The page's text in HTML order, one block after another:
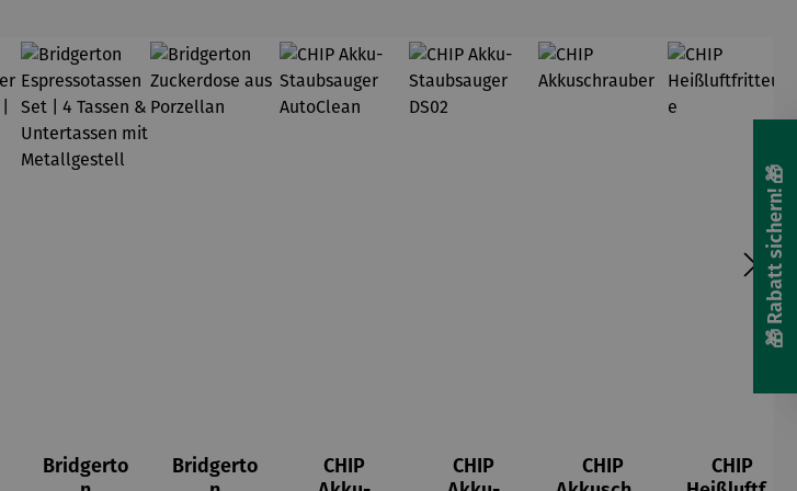
Bridgerto
Bridgerto
CHIP
CHIP
CHIP
CHIP
🎁 Rabatt sichern! 🎁